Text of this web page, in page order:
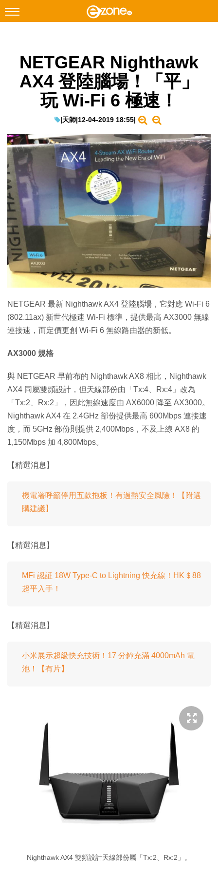
Facebook Instagram
科技焦點
教學評測
EduTech
IT Times
生成式AI與雲端應用
Enterprise Digital Transformation
特集
NETGEAR Nighthawk
AX4 登陸腦場！「平」
玩 Wi-Fi 6 極速！
|天師|12-04-2019 18:55|
NETGEAR 最新 Nighthawk AX4 登陸腦場，它對應 Wi-Fi 6
(802.11ax) 新世代極速 Wi-Fi 標準，提供最高 AX3000 無線
連接速，而定價更創 Wi-Fi 6 無線路由器的新低。
AX3000 規格
與 NETGEAR 早前布的 Nighthawk AX8 相比，Nighthawk
AX4 同屬雙頻設計，但天線部份由「Tx:4、Rx:4」改為
「Tx:2、Rx:2」，因此無線速度由 AX6000 降至 AX3000。
Nighthawk AX4 在 2.4GHz 部份提供最高 600Mbps 連接速
度，而 5GHz 部份則提供 2,400Mbps，不及上線 AX8 的
1,150Mbps 加 4,800Mbps。
【精選消息】
機電署呼籲停用五款拖板！有過熱安全風險！【附選
購建議】
【精選消息】
MFi 認証 18W Type-C to Lightning 快充線！HK＄88
超平入手！
【精選消息】
小米展示超級快充技術！17 分鐘充滿 4000mAh 電
池！【有片】
Nighthawk AX4 雙頻設計天線部份屬「Tx:2、Rx:2」。